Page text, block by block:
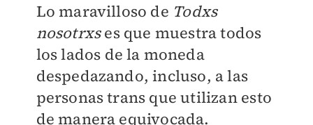
Lo maravilloso de Todxs
nosotrxses que muestra todos
los lados de la moneda
despedazando, incluso, a las
personas trans que utilizan esto
de manera equivocada.